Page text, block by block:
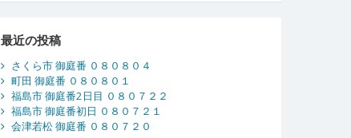
最近の投稿
さくら市 御庭番 ０８０８０４
町田 御庭番 ０８０８０１
福島市 御庭番2日目 ０８０７２２
福島市 御庭番初日 ０８０７２１
会津若松 御庭番 ０８０７２０